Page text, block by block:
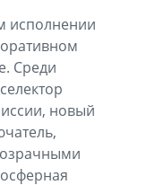
исполнении
Среди
новый